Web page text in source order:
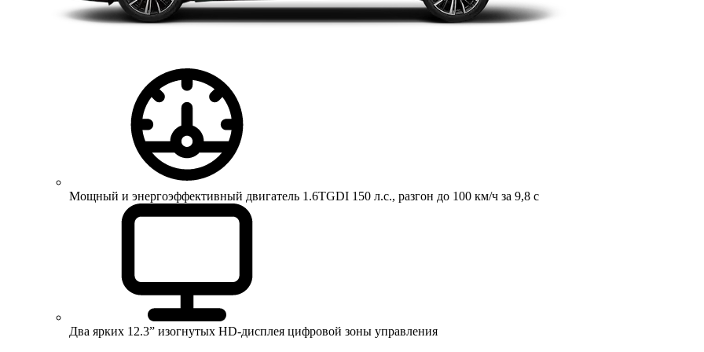
Мощный и энергоэффективный двигатель 1.6TGDI 150 л.с., разгон до 100 км/ч за 9,8 с
Два ярких 12.3” изогнутых HD-дисплея цифровой зоны управления